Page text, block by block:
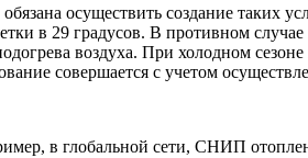
осуществить создание таких
в 29 градусов. В противном
воздуха. При холодном
совершается с учетом
в глобальной сети, СНИП